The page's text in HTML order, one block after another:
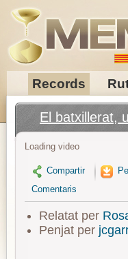
Records
El batxillerat,
Loading video
Compartir
Comentaris
Relatat per
Penjat per